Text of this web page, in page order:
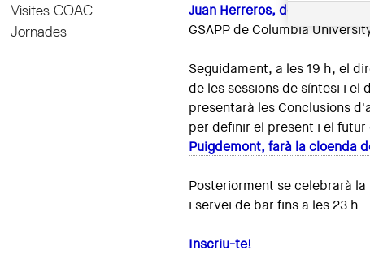
Visites COAC
Jornades
Juan Herreros, doctor
GSAPP de Columbia
Seguidament, a les 19 h, el
de les sessions de síntesi i el
presentarà les Conclusions
per definir el present i el
Puigdemont, farà la cloenda
Posteriorment se celebrarà
i servei de bar fins a les 23 h.
Inscriu-te!